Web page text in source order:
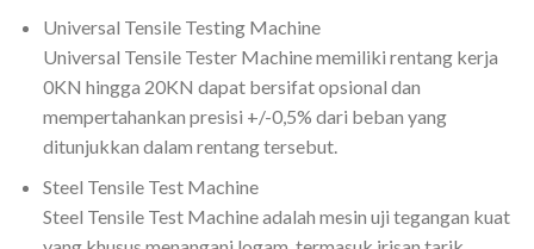
Universal Tensile Testing Machine
Universal Tensile Tester Machine memiliki rentang kerja
0KN hingga 20KN dapat bersifat opsional dan
mempertahankan presisi +/-0,5% dari beban yang
ditunjukkan dalam rentang tersebut.
Steel Tensile Test Machine
Steel Tensile Test Machine adalah mesin uji tegangan kuat